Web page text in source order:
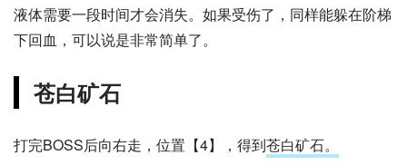
液体需要一段时间才会消失。如果受伤了，同样能躲在阶梯
下回血，可以说是非常简单了。
苍白矿石
打完BOSS后向右走，位置【4】，得到苍白矿石。